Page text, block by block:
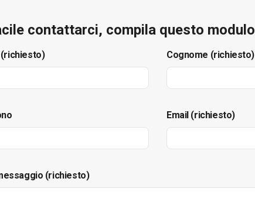
contattarci, compila questo modulo
Cognome (richiesto)
Email (richiesto)
(richiesto)